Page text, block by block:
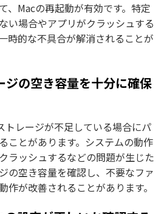
、Macの再起動が有効です。特定
い場合やアプリがクラッシュする
時的な不具合が解消されることが
ジの空き容量を十分に確保
トレージが不足している場合にパ
ことがあります。システムの動作
ラッシュするなどの問題が生じた
の空き容量を確認し、不要なファ
作が改善されることがあります。